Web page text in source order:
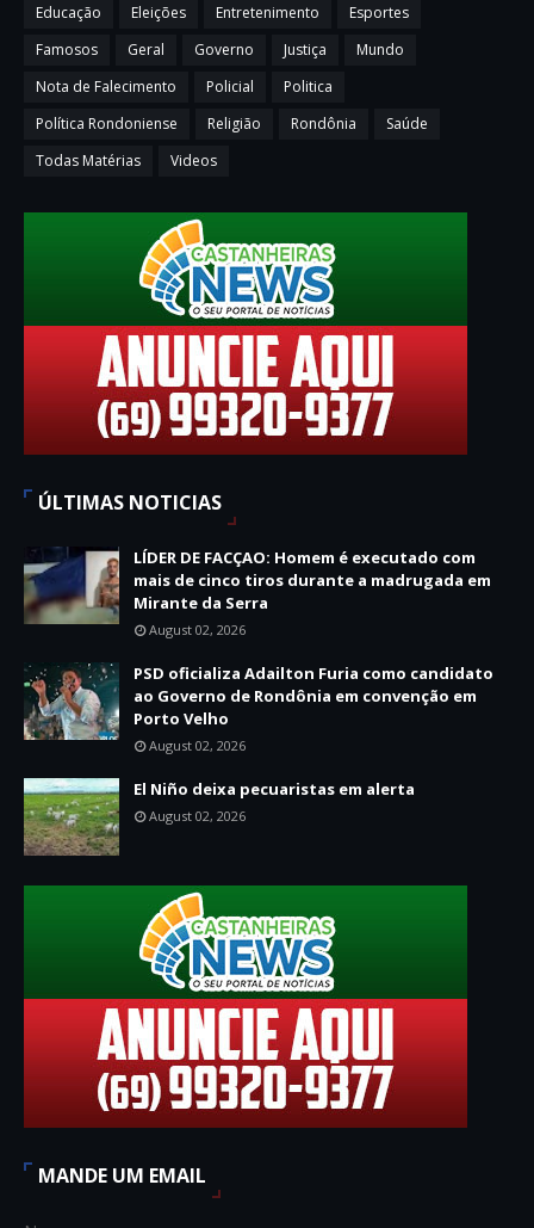
Educação
Eleições Entretenimento
Esportes
Famosos
Geral Governo Justiça
Mundo
Nota de Falecimento
Policial
Politica
Política Rondoniense
Religião Rondônia
Saúde
Todas Matérias
Videos
ÚLTIMAS NOTICIAS
LÍDER DE FACÇAO: Homem é executado com
mais de cinco tiros durante a madrugada em
Mirante da Serra
August 02, 2026
PSD oficializa Adailton Furia como candidato
ao Governo de Rondônia em convenção em
Porto Velho
August 02, 2026
El Niño deixa pecuaristas em alerta
August 02, 2026
MANDE UM EMAIL